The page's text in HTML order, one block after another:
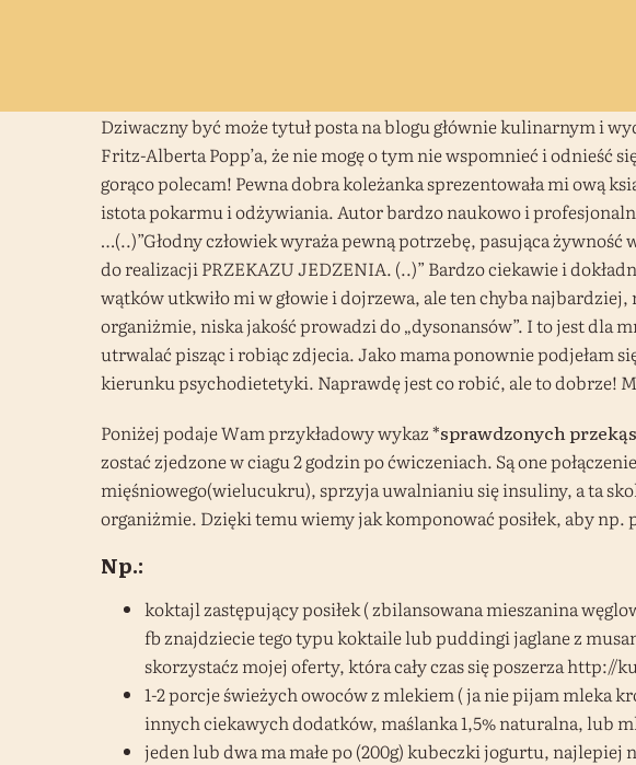
Dziwaczny być może tytuł posta na blogu głównie kulinarnym i
Fritz-Alberta Popp’a, że nie mogę o tym nie wspomnieć i odnieść
gorąco polecam! Pewna dobra koleżanka sprezentowała mi ową
istota pokarmu i odżywiania. Autor bardzo naukowo i
…(..)”Głodny człowiek wyraża pewną potrzebę, pasująca
do realizacji PRZEKAZU JEDZENIA. (..)” Bardzo ciekawie i
wątków utkwiło mi w głowie i dojrzewa, ale ten chyba
organiżmie, niska jakość prowadzi do „dysonansów”. I to jest dla
utrwalać pisząc i robiąc zdjecia. Jako mama ponownie podjełam
kierunku psychodietetyki. Naprawdę jest co robić, ale to dobrze!
Poniżej podaje Wam przykładowy wykaz *sprawdzonych
zostać zjedzone w ciagu 2 godzin po ćwiczeniach. Są one
mięśniowego(wielucukru), sprzyja uwalnianiu się insuliny, a ta
organiżmie. Dzięki temu wiemy jak komponować posiłek, aby
Np.:
koktajl zastępujący posiłek ( zbilansowana mieszanina
fb znajdziecie tego typu koktaile lub puddingi jaglane z
skorzystaćz mojej oferty, która cały czas się poszerza
1-2 porcje świeżych owoców z mlekiem ( ja nie pijam mleka
innych ciekawych dodatków, maślanka 1,5% naturalna, lub
jeden lub dwa ma małe po (200g) kubeczki jogurtu,